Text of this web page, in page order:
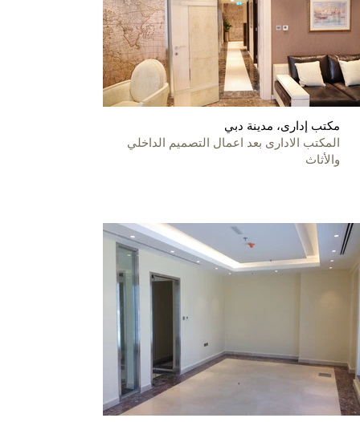
مكتب إدارى، مدينة دبي
المكتب الادارى بعد اعمال التصميم الداخلي
والأثاث